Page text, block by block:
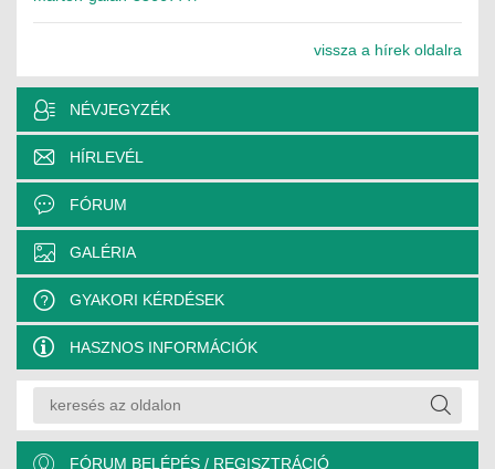
vissza a hírek oldalra
NÉVJEGYZÉK
HÍRLEVÉL
FÓRUM
GALÉRIA
GYAKORI KÉRDÉSEK
HASZNOS INFORMÁCIÓK
FÓRUM BELÉPÉS / REGISZTRÁCIÓ